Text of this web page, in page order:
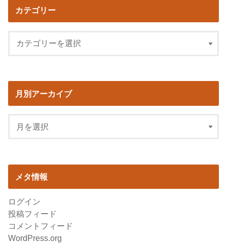
カテゴリー
月別アーカイブ
メタ情報
ログイン
投稿フィード
コメントフィード
WordPress.org